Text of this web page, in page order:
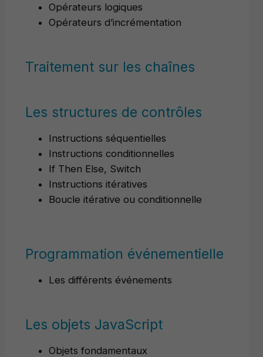
Opérateurs logiques
Opérateurs d’incrémentation
Traitement sur les chaînes
Les structures de contrôles
Instructions séquentielles
Instructions conditionnelles
If Then Else, Switch
Instructions itératives
Boucle itérative ou conditionnelle
Programmation événementielle
Les différents événements
Les objets JavaScript
Objets fondamentaux